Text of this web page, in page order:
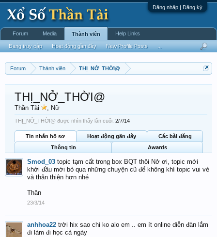
Đăng nhập | Đăng ký
Forum Thành viên THỊ_NỞ_THỜI@
THỊ_NỞ_THỜI@
Thần Tài , Nữ
THỊ_NỞ_THỜI@ được nhìn thấy lần cuối: 2/7/14
Tin nhắn hồ sơ Hoạt động gần đây
Các bài đăng
Thông tin
Awards
Smod_03 topic tạm cất trong box BQT thôi Nở ơi, topic mới
khởi đầu mới bỏ qua những chuyện cũ để không khí topic vui vẻ
và thân thiện hơn nhé
Thân
23/3/14
anhhoa22 trời hix sao chi ko alo em .. em ít online diễn đàn lắm
đi làm đi học cả ngày
Forum Media Thành viên
Đang truy cập Hoạt động gần đây New Profile Posts
Help Links